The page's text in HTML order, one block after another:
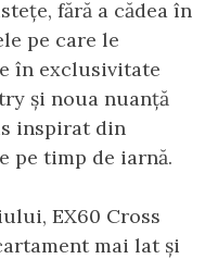
fără a cădea în
pe care le
în exclusivitate
și noua nuanță
inspirat din
pe timp de iarnă.
EX60 Cross
mai lat și